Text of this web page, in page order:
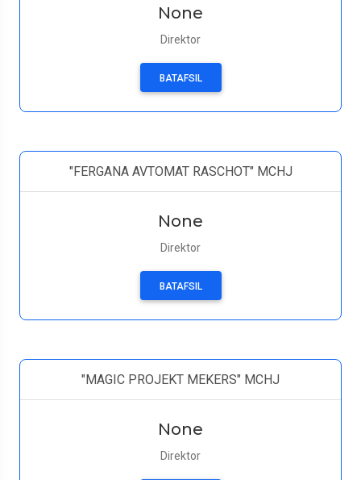
None
Direktor
BATAFSIL
"FERGANA AVTOMAT RASCHOT" MCHJ
None
Direktor
BATAFSIL
"MAGIC PROJEKT MEKERS" MCHJ
None
Direktor